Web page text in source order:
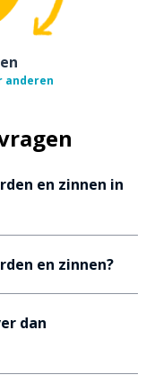
anderen
en zinnen in
en zinnen?
dan